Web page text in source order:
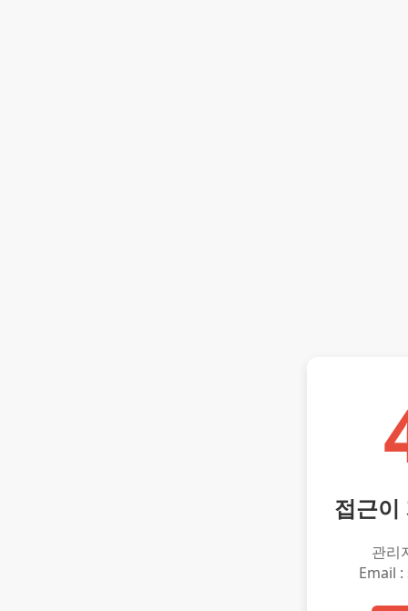
접근이
관리
Email